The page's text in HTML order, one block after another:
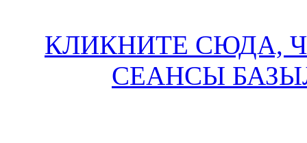
КЛИКНИТЕ СЮДА,
СЕАНСЫ